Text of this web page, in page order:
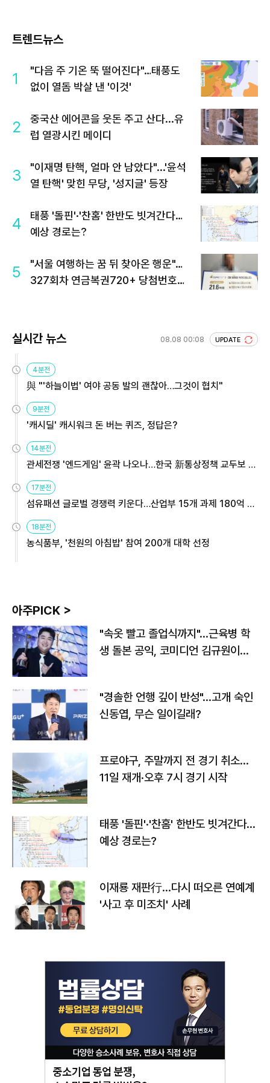
트렌드뉴스
1
"다음 주 기온 뚝 떨어진다"…태풍도
없이 열돔 박살 낸 '이것'
2
중국산 에어콘을 웃돈 주고 산다...유
럽 열광시킨 메이디
3
"이재명 탄핵, 얼마 안 남았다"...'윤석
열 탄핵' 맞힌 무당, '성지글' 등장
4
태풍 '돌핀'·'찬홈' 한반도 빗겨간다…
예상 경로는?
5
"서울 여행하는 꿈 뒤 찾아온 행운"…
327회차 연금복권720+ 당첨번호조
실시간 뉴스 08.08 00:08 UPDATE
4분전
與 "'하늘이법' 여야 공동 발의 괜찮아…그것이 협치"
9분전
'캐시딜' 캐시워크 돈 버는 퀴즈, 정답은?
14분전
관세전쟁 '엔드게임' 윤곽 나오나…한국 新통상정책 교두보 활
용해야
17분전
섬유패션 글로벌 경쟁력 키운다…산업부 15개 과제 180억 지
원
18분전
농식품부, '천원의 아침밥' 참여 200개 대학 선정
아주PICK >
"속옷 빨고 졸업식까지"…근육병 학
생 돌본 공익, 코미디언 김규원이었
"경솔한 언행 깊이 반성"…고개 숙인
신동엽, 무슨 일이길래?
프로야구, 주말까지 전 경기 취소…
11일 재개·오후 7시 경기 시작
태풍 '돌핀'·'찬홈' 한반도 빗겨간다…
예상 경로는?
이재룡 재판行…다시 떠오른 연예계
'사고 후 미조치' 사례